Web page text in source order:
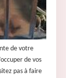
de votre
de vos
pas à faire